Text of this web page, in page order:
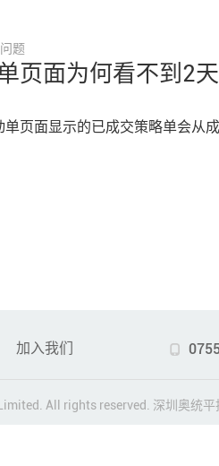
题
页面为何看不到2
单页面显示的已成交策略单会从
加入我们 
All rights reserved. 深圳奥统